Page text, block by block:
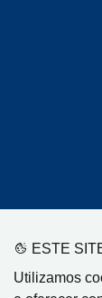
ESTE
Utilizamos